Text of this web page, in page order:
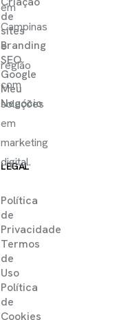
de
sites
Branding
SEO
Google
Meu
Negócio
LEGAL
Política
de
Privacidade
Termos
de
Uso
Política
de
Cookies
em
Campinas
e
região
com
soluções
em
marketing
digital.